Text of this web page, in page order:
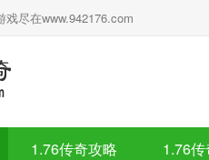
尽在www.942176.com
1.76传奇攻略 1.76